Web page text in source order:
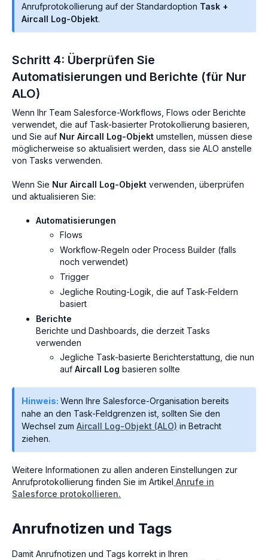
Anrufprotokollierung auf der Standardoption Task +
Aircall Log-Objekt.
Schritt 4: Überprüfen Sie
Automatisierungen und Berichte (für Nur
ALO)
Wenn Ihr Team Salesforce-Workflows, Flows oder Berichte
verwendet, die auf Task-basierter Protokollierung basieren,
und Sie auf Nur Aircall Log-Objekt umstellen, müssen diese
möglicherweise so aktualisiert werden, dass sie ALO anstelle
von Tasks verwenden.
Wenn Sie Nur Aircall Log-Objekt verwenden, überprüfen
und aktualisieren Sie:
Automatisierungen
Flows
Workflow-Regeln oder Process Builder (falls
noch verwendet)
Trigger
Jegliche Routing-Logik, die auf Task-Feldern
basiert
Berichte
Berichte und Dashboards, die derzeit Tasks
verwenden
Jegliche Task-basierte Berichterstattung, die nun
auf Aircall Log basieren sollte
Hinweis: Wenn Ihre Salesforce-Organisation bereits
nahe an den Task-Feldgrenzen ist, sollten Sie den
Wechsel zum Aircall Log-Objekt (ALO) in Betracht
ziehen.
Weitere Informationen zu allen anderen Einstellungen zur
Anrufprotokollierung finden Sie im Artikel Anrufe in
Salesforce protokollieren.
Anrufnotizen und Tags
Damit Anrufnotizen und Tags korrekt in Ihren